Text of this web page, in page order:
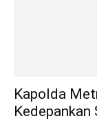
Kapolda